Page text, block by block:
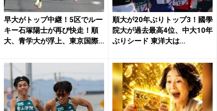
早大がトップ中継！5区でルー
キー石塚陽士が再び快走！順
大、青学大が浮上、東京国際...
順大が20年ぶりトップ3！國學
院大が過去最高4位、中大10年
ぶりシード 東洋大は...